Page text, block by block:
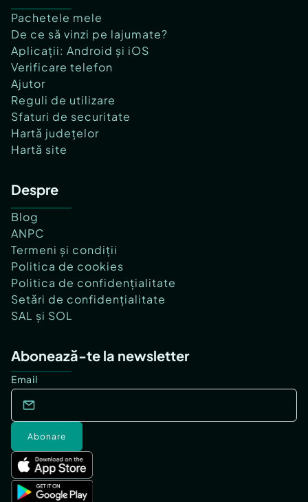
Pachetele mele
De ce să vinzi pe lajumate?
Aplicații: Android și iOS
Verificare telefon
Ajutor
Reguli de utilizare
Sfaturi de securitate
Hartă județelor
Hartă site
Despre
Blog
ANPC
Termeni și condiții
Politica de cookies
Politica de confidențialitate
Setări de confidențialitate
SAL și SOL
Abonează-te la newsletter
Email
Abonare